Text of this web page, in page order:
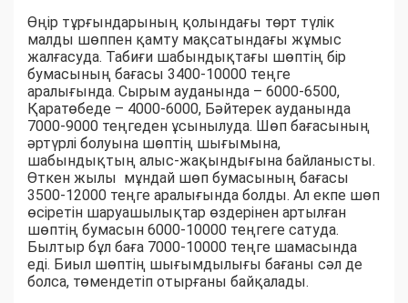
Өңір тұрғындарының қолындағы төрт түлік
малды шөппен қамту мақсатындағы жұмыс
жалғасуда. Табиғи шабындықтағы шөптің бір
бумасының бағасы 3400-10000 теңге
аралығында. Сырым ауданында – 6000-6500,
Қаратөбеде – 4000-6000, Бәйтерек ауданында
7000-9000 теңгеден ұсынылуда. Шөп бағасының
әртүрлі болуына шөптің шығымына,
шабындықтың алыс-жақындығына байланысты.
Өткен жылы мұндай шөп бумасының бағасы
3500-12000 теңге аралығында болды. Ал екпе шөп
өсіретін шаруашылықтар өздерінен артылған
шөптің бумасын 6000-10000 теңгеге сатуда.
Былтыр бұл баға 7000-10000 теңге шамасында
еді. Биыл шөптің шығымдылығы бағаны сәл де
болса, төмендетіп отырғаны байқалады.